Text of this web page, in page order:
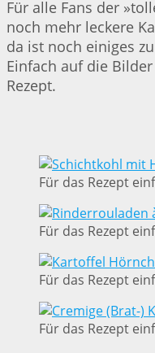
Für alle Fans der
noch mehr leckere
da ist noch einiges
Einfach auf die
Rezept.
Für das Rezept
Für das Rezept
Für das Rezept
Für das Rezept